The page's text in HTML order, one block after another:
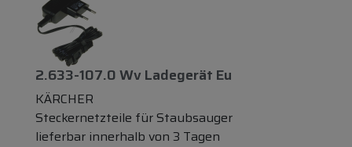
2.633-107.0 Wv Ladegerät Eu
KÄRCHER
Steckernetzteile für Staubsauger
lieferbar innerhalb von 3 Tagen